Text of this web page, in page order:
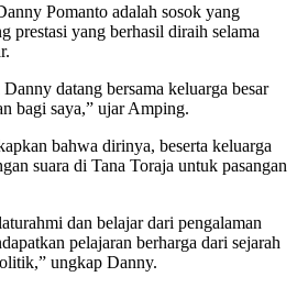
Pomanto adalah sosok yang
prestasi yang berhasil diraih selama
datang bersama keluarga besar
bagi saya,” ujar Amping.
bahwa dirinya, beserta keluarga
suara di Tana Toraja untuk pasangan
dan belajar dari pengalaman
pelajaran berharga dari sejarah
ungkap Danny.